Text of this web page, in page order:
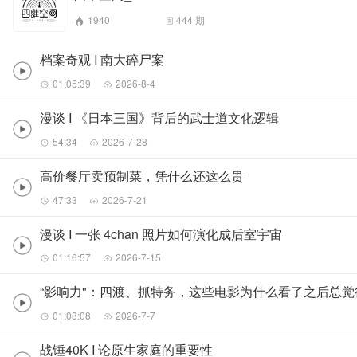
1940 444 期
档案奇观 I 南大碎尸案
01:05:39 2026-8-4
漫谈 I 《日本三国》背后的武士道文化逻辑
54:34 2026-7-28
高价餐厅卖预制菜，凭什么还这么贵
47:33 2026-7-21
漫谈 I 一张 4chan 照片如何演化成后室宇宙
01:16:57 2026-7-15
“影响力"：四渡、抓特务，这些电影为什么看了之后总觉
01:08:08 2026-7-7
战锤40K I 论原生家庭的重要性